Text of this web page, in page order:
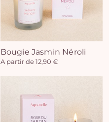
Bougie Jasmin Néroli
A partir de 12,90 €